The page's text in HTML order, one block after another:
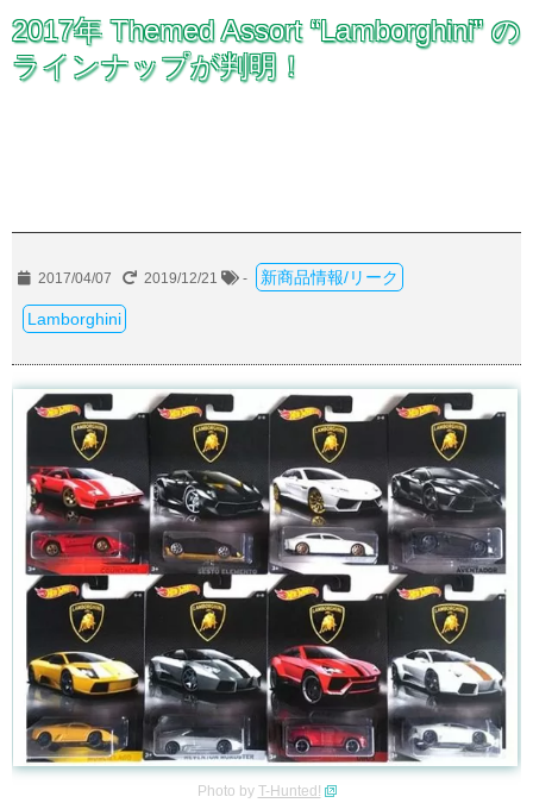
2017年 Themed Assort “Lamborghini” の
ラインナップが判明！
2017/04/07 2019/12/21 - 新商品情報/リーク
Lamborghini
Photo by T-Hunted!